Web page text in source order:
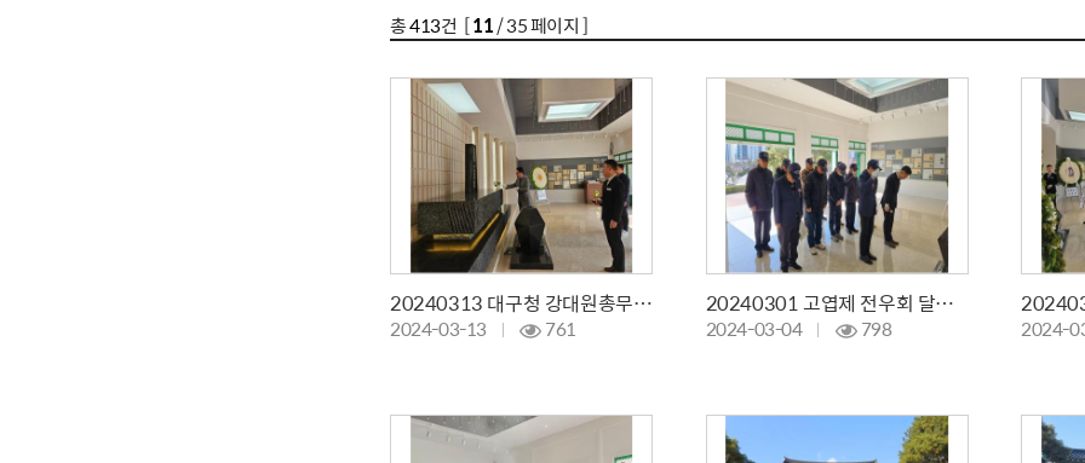
총413건 [11/ 35 페이지 ]
20240313 대구청 강대원총무과장 참배
2024-03-13 761
20240301 고엽제 전우회 달성군지회 참배
2024-03-04 798 2024-